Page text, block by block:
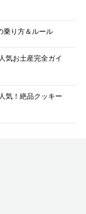
乗り方＆ルール
気お土産完全ガイ
気！絶品クッキー